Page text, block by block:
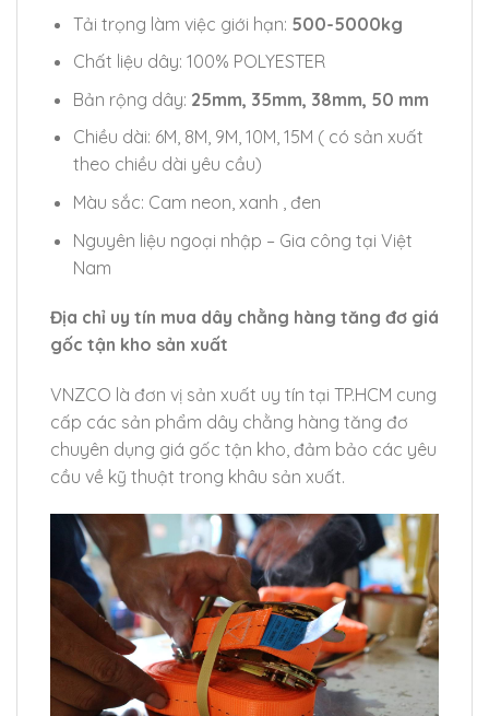
Tải trọng làm việc giới hạn: 500-5000kg
Chất liệu dây: 100% POLYESTER
Bản rộng dây: 25mm, 35mm, 38mm, 50 mm
Chiều dài: 6M, 8M, 9M, 10M, 15M ( có sản xuất
theo chiều dài yêu cầu)
Màu sắc: Cam neon, xanh , đen
Nguyên liệu ngoại nhập – Gia công tại Việt
Nam
Địa chỉ uy tín mua dây chằng hàng tăng đơ giá
gốc tận kho sản xuất
VNZCO là đơn vị sản xuất uy tín tại TP.HCM cung
cấp các sản phẩm dây chằng hàng tăng đơ
chuyên dụng giá gốc tận kho, đảm bảo các yêu
cầu về kỹ thuật trong khâu sản xuất.